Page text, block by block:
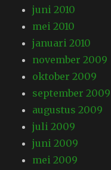
juni 2010
mei 2010
januari 2010
november 2009
oktober 2009
september 2009
augustus 2009
juli 2009
juni 2009
mei 2009